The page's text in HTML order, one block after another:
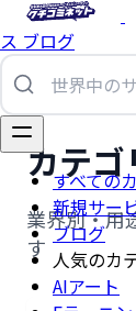
ス ブログ
すべての
新規サー
ブログ
人気のカ
AIアート
カテ
業界別・用
す